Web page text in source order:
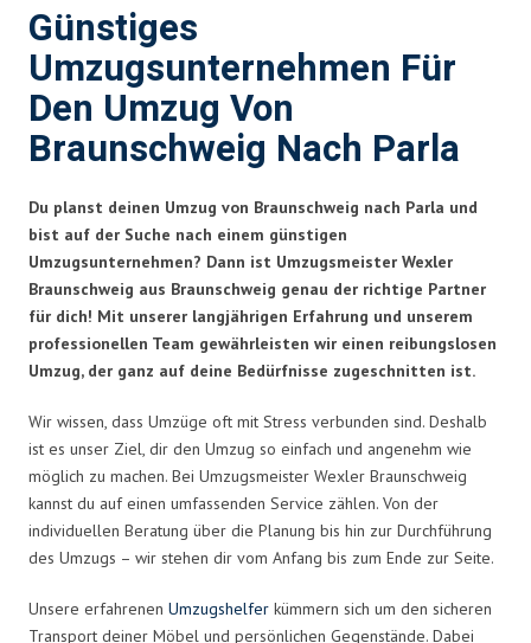
Günstiges
Umzugsunternehmen Für
Den Umzug Von
Braunschweig Nach Parla
Du planst deinen Umzug von Braunschweig nach Parla und
bist auf der Suche nach einem günstigen
Umzugsunternehmen? Dann ist Umzugsmeister Wexler
Braunschweig aus Braunschweig genau der richtige Partner
für dich! Mit unserer langjährigen Erfahrung und unserem
professionellen Team gewährleisten wir einen reibungslosen
Umzug, der ganz auf deine Bedürfnisse zugeschnitten ist.
Wir wissen, dass Umzüge oft mit Stress verbunden sind. Deshalb
ist es unser Ziel, dir den Umzug so einfach und angenehm wie
möglich zu machen. Bei Umzugsmeister Wexler Braunschweig
kannst du auf einen umfassenden Service zählen. Von der
individuellen Beratung über die Planung bis hin zur Durchführung
des Umzugs – wir stehen dir vom Anfang bis zum Ende zur Seite.
Unsere erfahrenen Umzugshelfer kümmern sich um den sicheren
Transport deiner Möbel und persönlichen Gegenstände. Dabei